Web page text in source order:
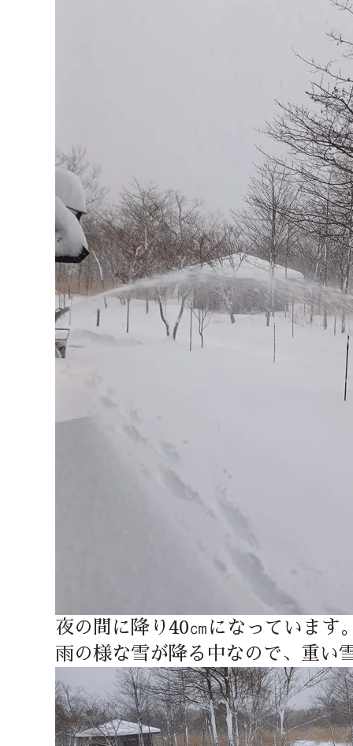
夜の間に降り40㎝になっています
雨の様な雪が降る中なので、重い